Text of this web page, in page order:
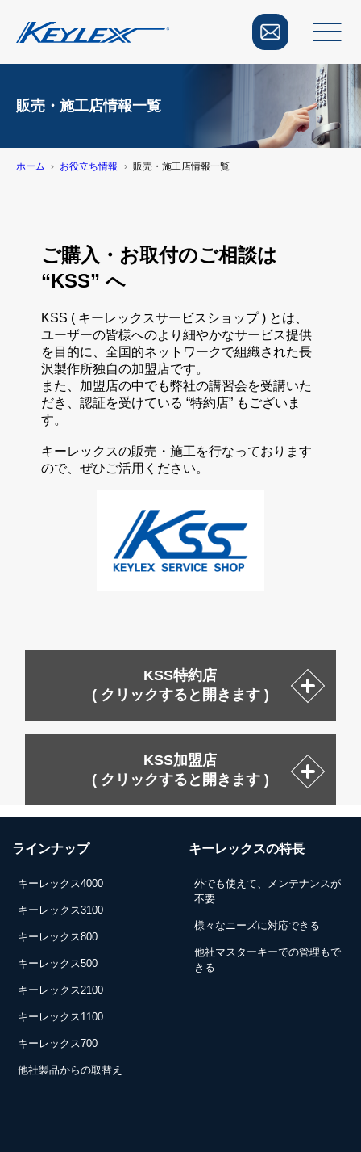
販売・施工店情報一覧
ホーム お役立ち情報 販売・施工店情報一覧
ご購入・お取付のご相談は
“KSS” へ
KSS ( キーレックスサービスショップ ) とは、
ユーザーの皆様へのより細やかなサービス提供
を目的に、全国的ネットワークで組織された長
沢製作所独自の加盟店です。
また、加盟店の中でも弊社の講習会を受講いた
だき、認証を受けている “特約店” もございま
す。
キーレックスの販売・施工を行なっております
ので、ぜひご活用ください。
KSS特約店
( クリックすると開きます )
KSS加盟店
( クリックすると開きます )
ラインナップ
キーレックス4000
キーレックス3100
キーレックス800
キーレックス500
キーレックス2100
キーレックス1100
キーレックス700
他社製品からの取替え
キーレックスの特長
外でも使えて、メンテナンスが
不要
様々なニーズに対応できる
他社マスターキーでの管理もで
きる